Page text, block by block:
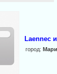
Laennec
город: